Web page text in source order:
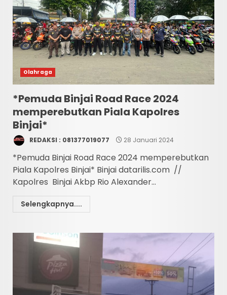
Olahraga
*Pemuda Binjai Road Race 2024
memperebutkan Piala Kapolres
Binjai*
REDAKSI : 081377019077 28 Januari 2024
*Pemuda Binjai Road Race 2024 memperebutkan
Piala Kapolres Binjai* Binjai datarilis.com //
Kapolres Binjai Akbp Rio Alexander...
Selengkapnya....